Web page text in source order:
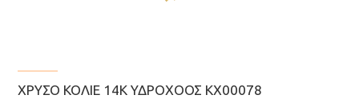
ΧΡΥΣΌ ΚΟΛΙΈ 14Κ ΥΔΡΟΧΌΟΣ ΚΧ00078